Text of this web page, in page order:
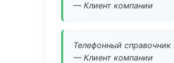
— Клиент компании
Телефонный справочник
— Клиент компании